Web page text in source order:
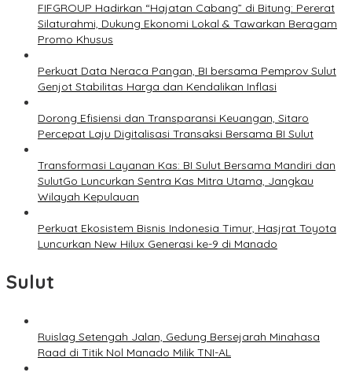
FIFGROUP Hadirkan “Hajatan Cabang” di Bitung: Pererat
Silaturahmi, Dukung Ekonomi Lokal & Tawarkan Beragam
Promo Khusus
Perkuat Data Neraca Pangan, BI bersama Pemprov Sulut
Genjot Stabilitas Harga dan Kendalikan Inflasi
Dorong Efisiensi dan Transparansi Keuangan, Sitaro
Percepat Laju Digitalisasi Transaksi Bersama BI Sulut
Transformasi Layanan Kas: BI Sulut Bersama Mandiri dan
SulutGo Luncurkan Sentra Kas Mitra Utama, Jangkau
Wilayah Kepulauan
Perkuat Ekosistem Bisnis Indonesia Timur, Hasjrat Toyota
Luncurkan New Hilux Generasi ke-9 di Manado
Sulut
Ruislag Setengah Jalan, Gedung Bersejarah Minahasa
Raad di Titik Nol Manado Milik TNI-AL